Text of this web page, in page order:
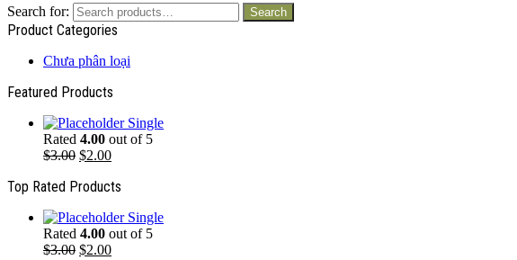
Search for: Search
Product Categories
Chưa phân loại
Featured Products
Single
Rated 4.00 out of 5
$3.00 $2.00
Top Rated Products
Single
Rated 4.00 out of 5
$3.00 $2.00